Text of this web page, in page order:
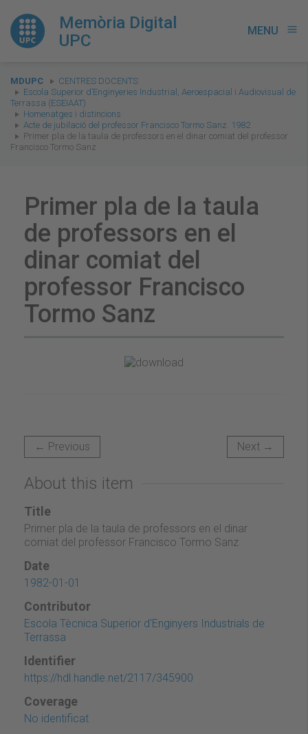
Memòria Digital
UPC
MENU menu
You
are
here:
MDUPC
CENTRES DOCENTS
Escola Superior d’Enginyeries Industrial, Aeroespacial i Audiovisual de
Terrassa (ESEIAAT)
Homenatges i distincions
Acte de jubilació del professor Francisco Tormo Sanz. 1982
Primer pla de la taula de professors en el dinar comiat del professor
Francisco Tormo Sanz
Primer pla de la taula
de professors en el
dinar comiat del
professor Francisco
Tormo Sanz
← Previous Next →
About this item
Title
Primer pla de la taula de professors en el dinar
comiat del professor Francisco Tormo Sanz
Date
1982-01-01
Contributor
Escola Tècnica Superior d'Enginyers Industrials de
Terrassa
Identifier
https://hdl.handle.net/2117/345900
Coverage
No identificat